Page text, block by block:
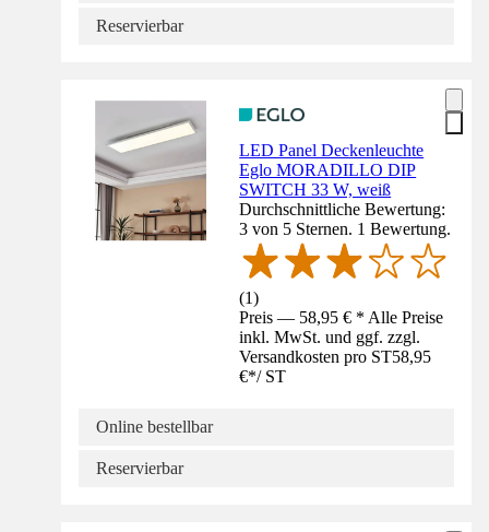
Reservierbar
LED Panel Deckenleuchte
Eglo MORADILLO DIP
SWITCH 33 W, weiß
Durchschnittliche Bewertung:
3 von 5 Sternen. 1 Bewertung.
(1)
Preis — 58,95 € * Alle Preise
inkl. MwSt. und ggf. zzgl.
Versandkosten pro ST58,95
€*/ ST
Online bestellbar
Reservierbar